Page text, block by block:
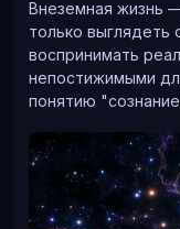
Внеземная жизнь
только выглядеть
воспринимать
непостижимыми
понятию